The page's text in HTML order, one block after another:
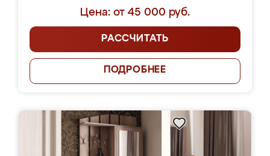
Цена: от 45 000 руб.
РАССЧИТАТЬ
ПОДРОБНЕЕ